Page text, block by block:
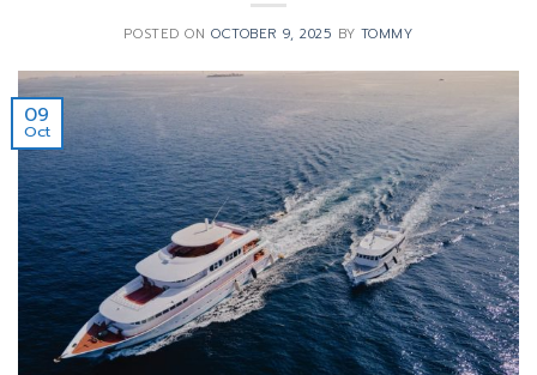
POSTED ONOCTOBER 9, 2025 BY TOMMY
09
Oct